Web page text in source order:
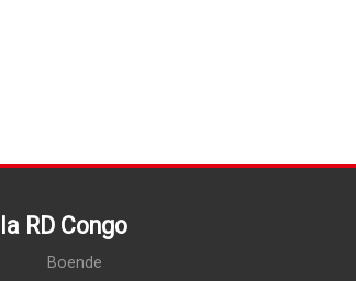
RD Congo
Boende